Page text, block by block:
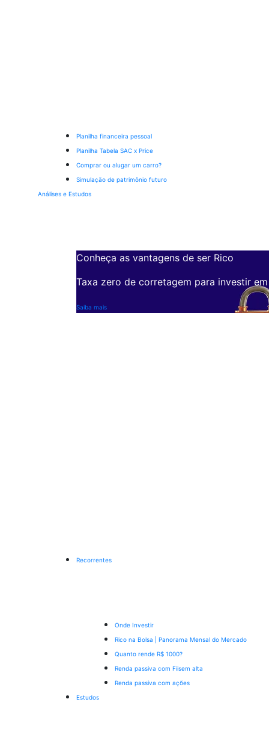
Planilha financeira pessoal
Planilha Tabela SAC x Price
Comprar ou alugar um carro?
Simulação de patrimônio futuro
Análises e Estudos
Conheça as vantagens de ser Rico
Taxa zero de corretagem para investir
Saiba mais
Recorrentes
Onde Investir
Rico na Bolsa | Panorama Mensal do Mercado
Quanto rende R$ 1000?
Renda passiva com Fiisem alta
Renda passiva com ações
Estudos